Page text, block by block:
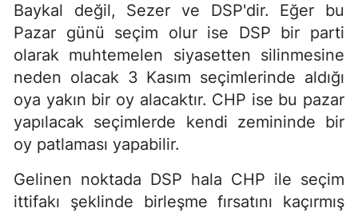
Baykal değil, Sezer ve DSP'dir. Eğer bu
Pazar günü seçim olur ise DSP bir parti
olarak muhtemelen siyasetten silinmesine
neden olacak 3 Kasım seçimlerinde aldığı
oya yakın bir oy alacaktır. CHP ise bu pazar
yapılacak seçimlerde kendi zemininde bir
oy patlaması yapabilir.
Gelinen noktada DSP hala CHP ile seçim
ittifakı şeklinde birleşme fırsatını kaçırmış